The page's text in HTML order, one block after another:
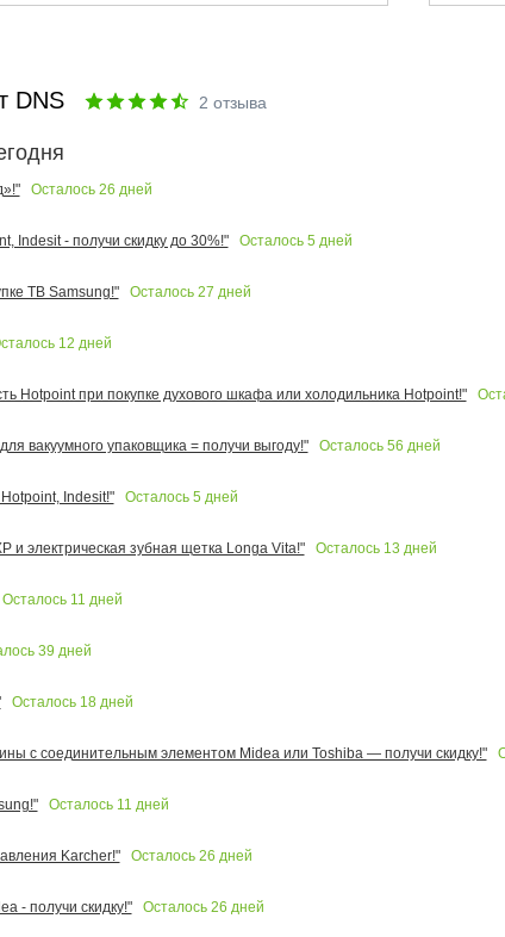
DNS 2 отзыва
Осталось 26 дней
Indesit - получи скидку до 30%!"
Осталось 5 дней
ТВ Samsung!"
Осталось 27 дней
12 дней
Hotpoint при покупке духового шкафа или холодильника Hotpoint!"
вакуумного упаковщика = получи выгоду!"
Осталось 56 дней
Indesit!"
Осталось 5 дней
и электрическая зубная щетка Longa Vita!"
Осталось 13 дней
Осталось 11 дней
39 дней
Осталось 18дней
с соединительным элементом Midea или Toshiba — получи скидку!"
Осталось 11 дней
Karcher!"
Осталось 26 дней
- получи скидку!"
Осталось 26 дней